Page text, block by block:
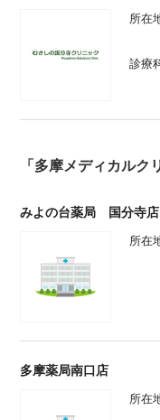
所在
診療
「多摩メディカル
みよの台薬局 国分寺店
所在
多摩薬局南口店
所在